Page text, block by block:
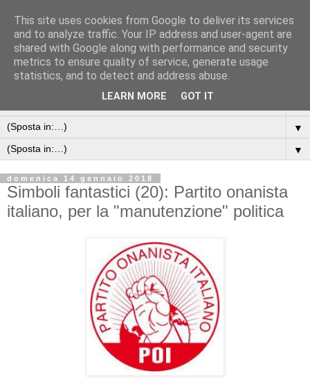
▼
▼
domenica 14 gennaio 2018
Simboli fantastici (20): Partito onanista
italiano, per la "manutenzione" politica
This site uses cookies from Google to deliver its services
and to analyze traffic. Your IP address and user-agent are
shared with Google along with performance and security
metrics to ensure quality of service, generate usage
statistics, and to detect and address abuse.
LEARN MORE GOT IT